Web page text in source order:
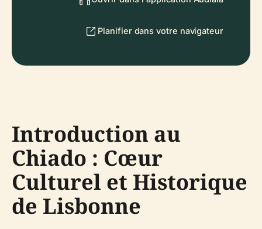
Planifier dans votre navigateur
Introduction au
Chiado : Cœur
Culturel et Historique
de Lisbonne